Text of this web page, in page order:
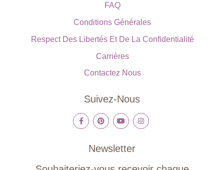
FAQ
Conditions Générales
Respect Des Libertés Et De La Confidentialité
Carrières
Contactez Nous
Suivez-Nous
Newsletter